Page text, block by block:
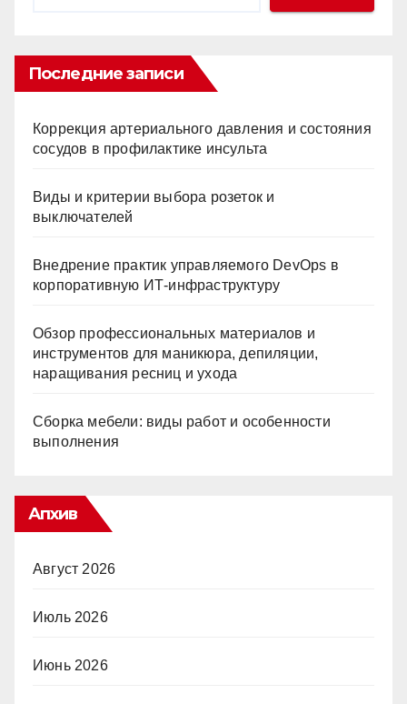
Последние записи
Коррекция артериального давления и состояния
сосудов в профилактике инсульта
Виды и критерии выбора розеток и
выключателей
Внедрение практик управляемого DevOps в
корпоративную ИТ-инфраструктуру
Обзор профессиональных материалов и
инструментов для маникюра, депиляции,
наращивания ресниц и ухода
Сборка мебели: виды работ и особенности
выполнения
Апхив
Август 2026
Июль 2026
Июнь 2026